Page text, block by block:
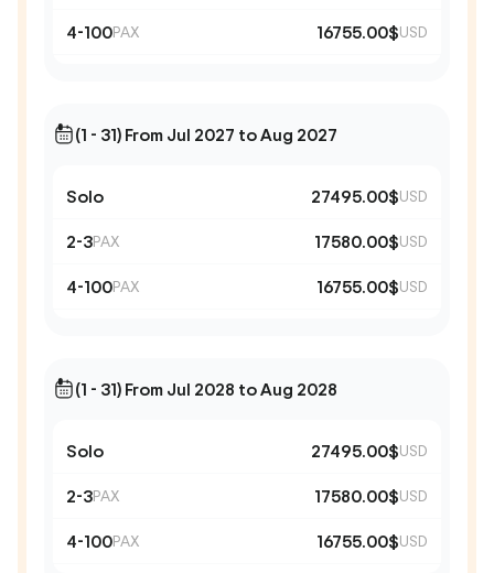
4-100PAX 16755.00$USD
(1 - 31) From Jul 2027 to Aug 2027
Solo 27495.00$USD
2-3PAX 17580.00$USD
4-100PAX 16755.00$USD
(1 - 31) From Jul 2028 to Aug 2028
Solo 27495.00$USD
2-3PAX 17580.00$USD
4-100PAX 16755.00$USD